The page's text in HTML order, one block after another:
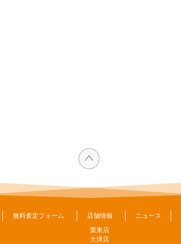
無料査定フォーム
店舗情報
栗東店
大津店
ニュース